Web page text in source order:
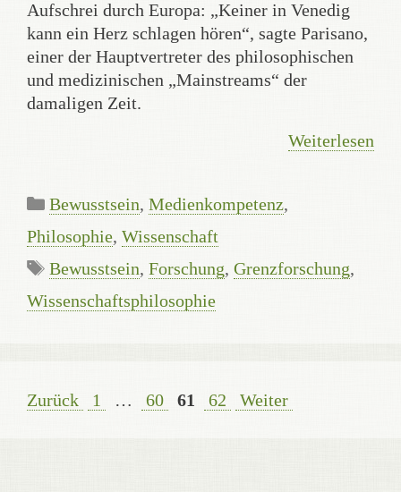
Aufschrei durch Europa: „Keiner in Venedig
kann ein Herz schlagen hören“, sagte Parisano,
einer der Hauptvertreter des philosophischen
und medizinischen „Mainstreams“ der
damaligen Zeit.
Weiterlesen
Kategorien
Bewusstsein, Medienkompetenz,
Philosophie, Wissenschaft
Schlagwörter
Bewusstsein, Forschung, Grenzforschung,
Wissenschaftsphilosophie
Zurück Seite
1 … Seite
60 Seite
61 Seite
62 Weiter